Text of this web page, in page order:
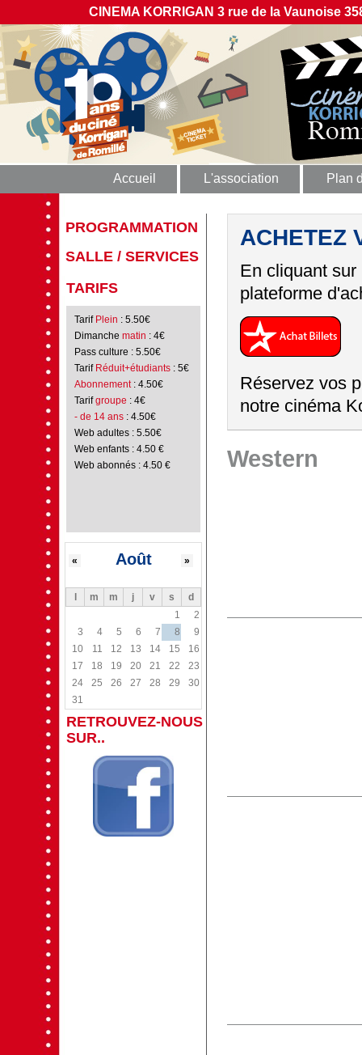
CINEMA KORRIGAN 3 rue de la Vaunoise
Accueil L'association Plan
PROGRAMMATION
SALLE / SERVICES
TARIFS
Tarif Plein : 5.50€
Dimanche matin : 4€
Pass culture : 5.50€
Tarif Réduit+étudiants : 5€
Abonnement: 4.50€
Tarifgroupe : 4€
- de 14 ans: 4.50€
Web adultes : 5.50€
Web enfants : 4.50 €
Web abonnés : 4.50 €
Août
« »
m m j v s
d
1
2
3
4 5 6 7 8
9
10
11 12 13 14 15
16
17
18 19 20 21 22
23
24
25 26 27 28 29
30
31
RETROUVEZ-NOUS
SUR..
ACHETEZ
En cliquant
plateforme
Réservez vos
notre cinéma
Western